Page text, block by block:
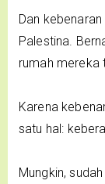
Dan
Palestina.
rumah mereka
Karena
satu hal:
Mungkin,